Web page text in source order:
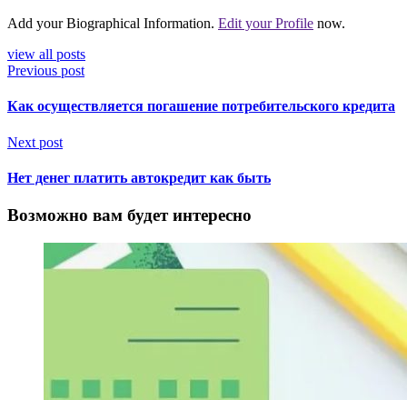
Add your Biographical Information. Edit your Profile now.
view all posts
Previous post
Как осуществляется погашение потребительского кредита
Next post
Нет денег платить автокредит как быть
Возможно вам будет интересно